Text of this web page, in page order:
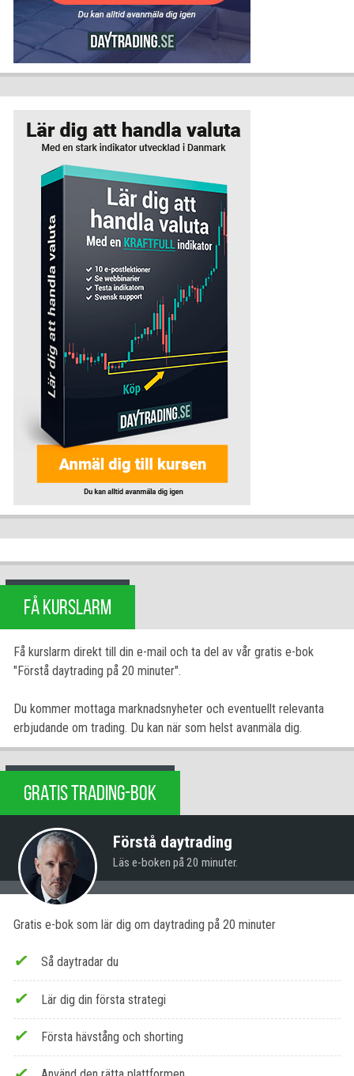
FÅ KURSLARM
Få kurslarm direkt till din e-mail och ta del av vår gratis e-bok
"Förstå daytrading på 20 minuter".
Du kommer mottaga marknadsnyheter och eventuellt relevanta
erbjudande om trading. Du kan när som helst avanmäla dig.
GRATIS TRADING-BOK
Förstå daytrading
Läs e-boken på 20 minuter.
Gratis e-bok som lär dig om daytrading på 20 minuter
Så daytradar du
Lär dig din första strategi
Första hävstång och shorting